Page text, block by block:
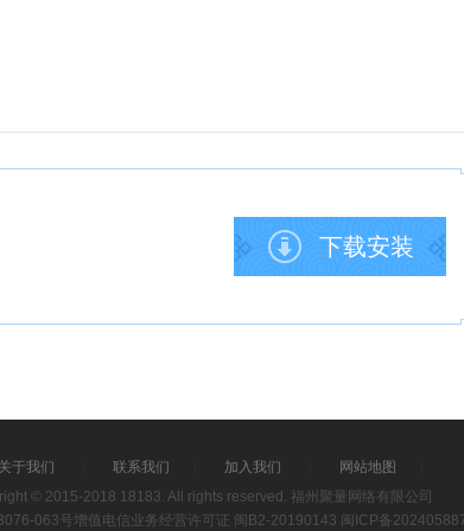
下载安装
关于我们 联系我们 加入我们 网站地图
© 2015-2018 18183. All rights reserved. 福州聚量网络有限公司
063号增值电信业务经营许可证 闽B2-20190143 闽ICP备